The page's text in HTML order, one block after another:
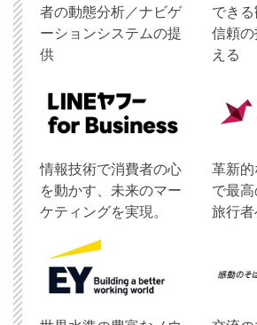
者の動態分析／ナビゲ
ーションシステムの提
供
できる
信頼
える
情報技術で消費者の心
を動かす、未来のマー
ケティングを実現。
革新
で最
旅行者